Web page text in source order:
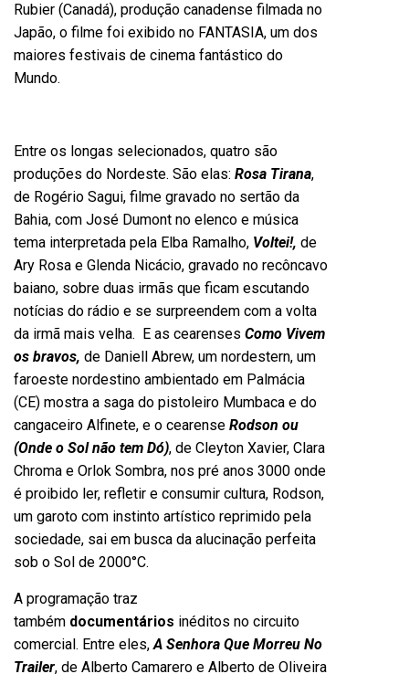
Rubier (Canadá), produção canadense filmada no
Japão, o filme foi exibido no FANTASIA, um dos
maiores festivais de cinema fantástico do
Mundo.
Entre os longas selecionados, quatro são
produções do Nordeste. São elas: Rosa Tirana,
de Rogério Sagui, filme gravado no sertão da
Bahia, com José Dumont no elenco e música
tema interpretada pela Elba Ramalho, Voltei!, de
Ary Rosa e Glenda Nicácio, gravado no recôncavo
baiano, sobre duas irmãs que ficam escutando
notícias do rádio e se surpreendem com a volta
da irmã mais velha. E as cearenses Como Vivem
os bravos, de Daniell Abrew, um nordestern, um
faroeste nordestino ambientado em Palmácia
(CE) mostra a saga do pistoleiro Mumbaca e do
cangaceiro Alfinete, e o cearense Rodson ou
(Onde o Sol não tem Dó), de Cleyton Xavier, Clara
Chroma e Orlok Sombra, nos pré anos 3000 onde
é proibido ler, refletir e consumir cultura, Rodson,
um garoto com instinto artístico reprimido pela
sociedade, sai em busca da alucinação perfeita
sob o Sol de 2000°C.
A programação traz
também documentários inéditos no circuito
comercial. Entre eles,A Senhora Que Morreu No
Trailer, de Alberto Camarero e Alberto de Oliveira